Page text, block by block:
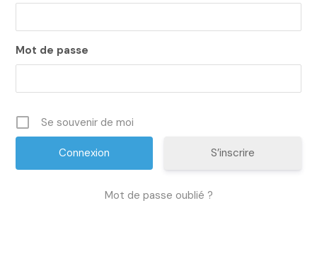
Mot de passe
Se souvenir de moi
S’inscrire
Mot de passe oublié ?